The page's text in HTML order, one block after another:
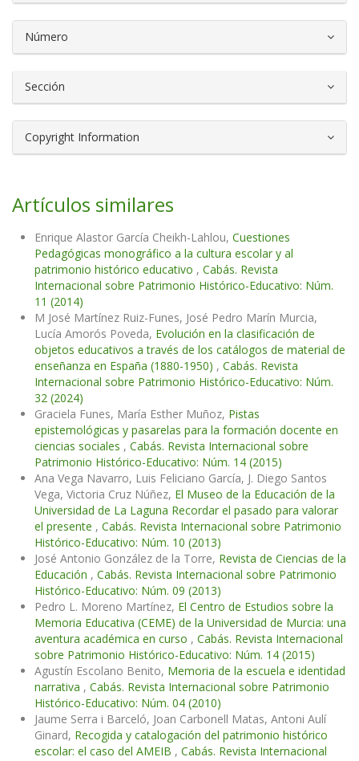
Número
Sección
Copyright Information
Artículos similares
Enrique Alastor García Cheikh-Lahlou, Cuestiones
Pedagógicas monográfico a la cultura escolar y al
patrimonio histórico educativo , Cabás. Revista
Internacional sobre Patrimonio Histórico-Educativo: Núm.
11 (2014)
M José Martínez Ruiz-Funes, José Pedro Marín Murcia,
Lucía Amorós Poveda, Evolución en la clasificación de
objetos educativos a través de los catálogos de material de
enseñanza en España (1880-1950) , Cabás. Revista
Internacional sobre Patrimonio Histórico-Educativo: Núm.
32 (2024)
Graciela Funes, María Esther Muñoz, Pistas
epistemológicas y pasarelas para la formación docente en
ciencias sociales , Cabás. Revista Internacional sobre
Patrimonio Histórico-Educativo: Núm. 14 (2015)
Ana Vega Navarro, Luis Feliciano García, J. Diego Santos
Vega, Victoria Cruz Núñez, El Museo de la Educación de la
Universidad de La Laguna Recordar el pasado para valorar
el presente , Cabás. Revista Internacional sobre Patrimonio
Histórico-Educativo: Núm. 10 (2013)
José Antonio González de la Torre, Revista de Ciencias de la
Educación , Cabás. Revista Internacional sobre Patrimonio
Histórico-Educativo: Núm. 09 (2013)
Pedro L. Moreno Martínez, El Centro de Estudios sobre la
Memoria Educativa (CEME) de la Universidad de Murcia: una
aventura académica en curso , Cabás. Revista Internacional
sobre Patrimonio Histórico-Educativo: Núm. 14 (2015)
Agustín Escolano Benito, Memoria de la escuela e identidad
narrativa , Cabás. Revista Internacional sobre Patrimonio
Histórico-Educativo: Núm. 04 (2010)
Jaume Serra i Barceló, Joan Carbonell Matas, Antoni Aulí
Ginard, Recogida y catalogación del patrimonio histórico
escolar: el caso del AMEIB , Cabás. Revista Internacional